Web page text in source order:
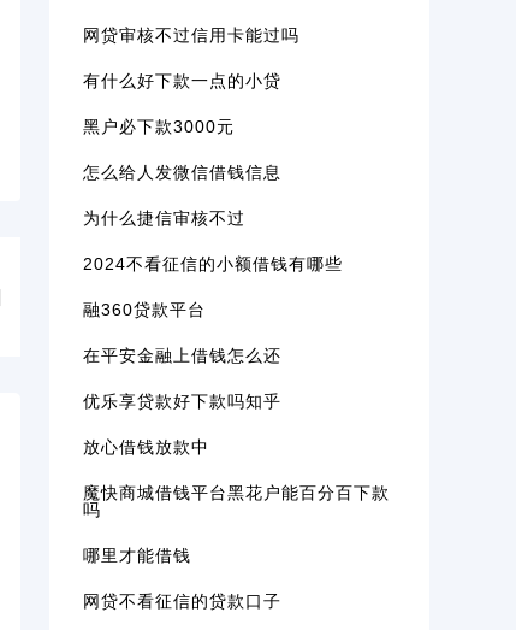
网贷审核不过信用卡能过吗
有什么好下款一点的小贷
黑户必下款3000元
怎么给人发微信借钱信息
为什么捷信审核不过
2024不看征信的小额借钱有哪些
融360贷款平台
在平安金融上借钱怎么还
优乐享贷款好下款吗知乎
放心借钱放款中
魔快商城借钱平台黑花户能百分百下款
吗
哪里才能借钱
网贷不看征信的贷款口子